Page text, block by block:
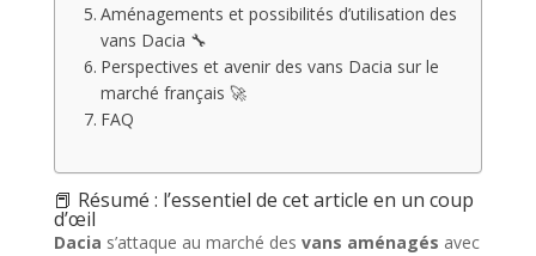
Aménagements et possibilités d’utilisation des
vans Dacia 🔧
Perspectives et avenir des vans Dacia sur le
marché français 🚀
FAQ
📕 Résumé : l’essentiel de cet article en un coup
d’œil
Dacia s’attaque au marché des vans aménagés avec